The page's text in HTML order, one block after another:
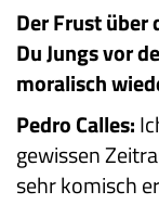
Der Frust
Du Jungs vor
moralisch
Pedro Calles:
gewissen
sehr komisch